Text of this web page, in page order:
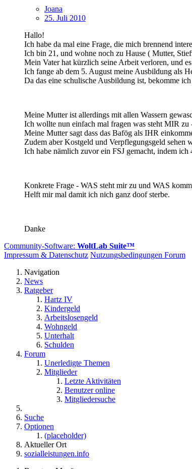
Joana
25. Juli 2010
Hallo!
Ich habe da mal eine Frage, die mich brennend
Ich bin 21, und wohne noch zu Hause ( Mutter,
Mein Vater hat kürzlich seine Arbeit verloren, und
Ich fange ab dem 5. August meine Ausbildung als
Da das eine schulische Ausbildung ist, bekomme
Meine Mutter ist allerdings mit allen Wassern
Ich wollte nun einfach mal fragen was steht MIR
Meine Mutter sagt dass das Bafög als IHR
Zudem aber Kostgeld und Verpflegungsgeld sehen
Ich habe nämlich zuvor ein FSJ gemacht, indem ich
Konkrete Frage - WAS steht mir zu und WAS
Helft mir mal damit ich nich ganz doof sterbe.
Danke
Community-Software: WoltLab Suite™
Impressum & Datenschutz Nutzungsbedingungen Forum
Navigation
News
Ratgeber
Hartz IV
Kindergeld
Arbeitslosengeld
Wohngeld
Unterhalt
Schulden
Forum
Unerledigte Themen
Mitglieder
Letzte Aktivitäten
Benutzer online
Mitgliedersuche
Suche
Optionen
(placeholder)
Aktueller Ort
sozialleistungen.info